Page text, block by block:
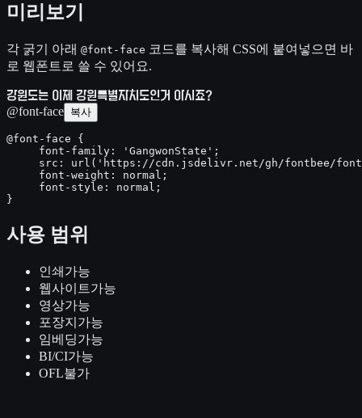
미리보기
각 굵기 아래 @font-face 코드를 복사해 CSS에 붙여넣으면 바
로 웹폰트로 쓸 수 있어요.
강원도는 이제 강원특별자치도인거 아시죠?
@font-face 복사
@font-face {
     font-family: 'GangwonState';
src: url('https://cdn.jsdelivr.net/gh/fontbee/
     font-weight: normal;
     font-style: normal;
}
사용 범위
인쇄 가능
웹사이트가능
영상가능
포장지 가능
임베딩가능
BI/CI가능
OFL불가